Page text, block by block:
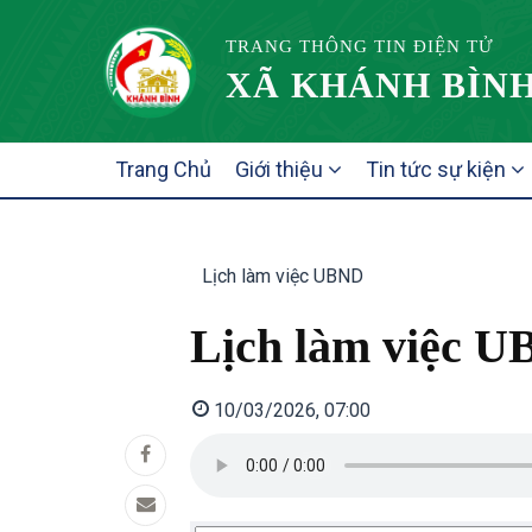
TRANG THÔNG TIN ĐIỆN TỬ
XÃ KHÁNH
NAVIGATION
Trang Chủ Giới thiệu Tin tức sự kiện
Lịch làm việc UBND
Lịch làm việc
10/03/2026, 07:00